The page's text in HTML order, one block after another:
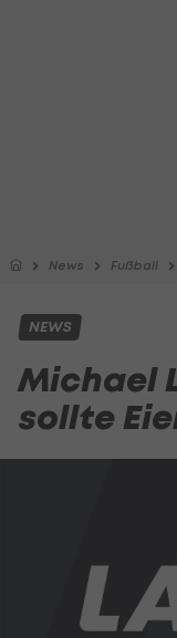
News Fußball
NEWS
Michael
sollte